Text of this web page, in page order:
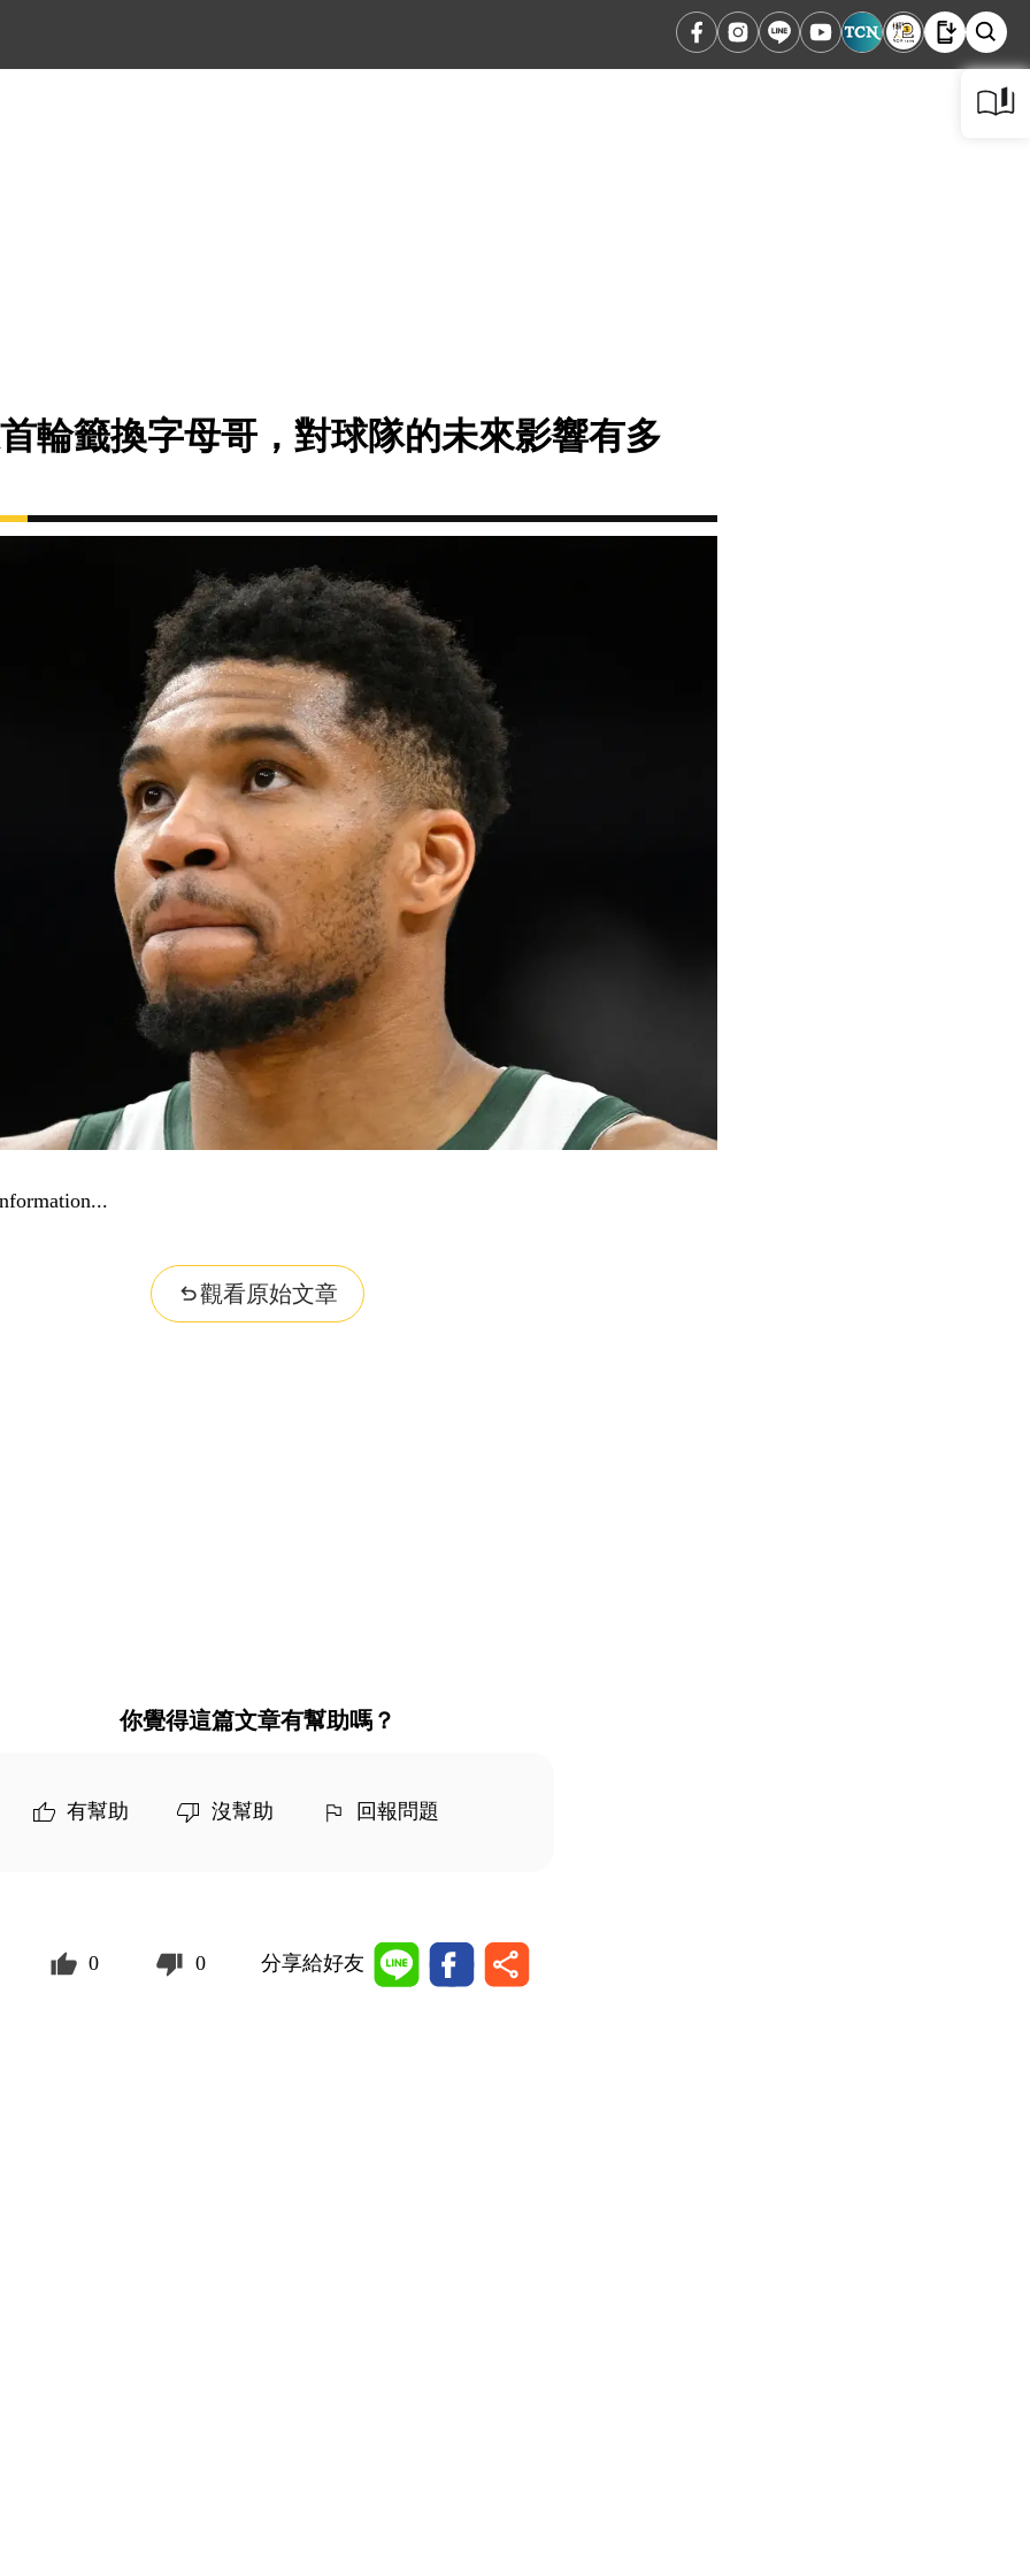
輪籤換字母哥，對球隊的未來影響有多
觀看原始文章
你覺得這篇文章有幫助嗎？
有幫助 沒幫助 回報問題
0 0 分享給好友